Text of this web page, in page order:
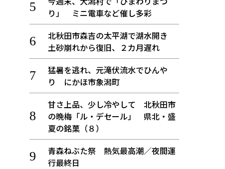
り」 ミニ電車など催し多彩
北秋田市森吉の太平湖で湖水開き
土砂崩れから復旧、２カ月遅れ
猛暑を逃れ、元滝伏流水でひんや
り にかほ市象潟町
甘さ上品、少し冷やして 北秋田市
の晩梅「ル・デセール」 県北・盛
夏の銘菓（８）
青森ねぶた祭 熱気最高潮／夜間運
行最終日